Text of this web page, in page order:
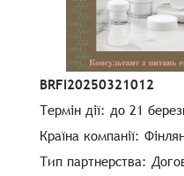
BRFI20250321012
Термін дії: до 21
Країна компанії:
Тип партнерства: